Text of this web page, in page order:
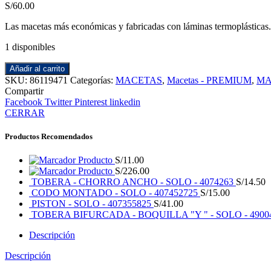
S/60.00
Las macetas más económicas y fabricadas con láminas termoplásticas.
1 disponibles
Añadir al carrito
SKU: 86119471 Categorías: MACETAS, Macetas - PREMIUM,
Compartir
Facebook Twitter Pinterest linkedin
CERRAR
Productos Recomendados
Producto S/11.00
Producto S/226.00
TOBERA - CHORRO ANCHO - SOLO - 4074263 S/14.50
CODO MONTADO - SOLO - 407452725 S/15.00
PISTON - SOLO - 407355825 S/41.00
TOBERA BIFURCADA - BOQUILLA "Y " - SOLO -
Descripción
Descripción